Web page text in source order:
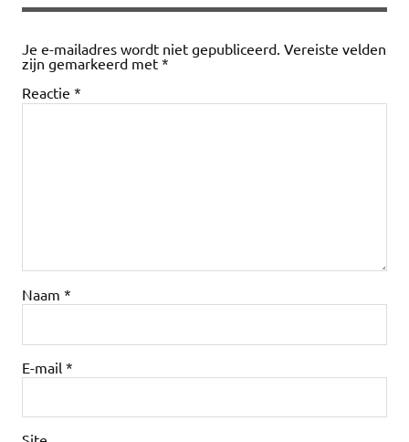
Je e-mailadres wordt niet gepubliceerd. Vereiste velden
zijn gemarkeerd met *
Reactie *
Naam *
E-mail *